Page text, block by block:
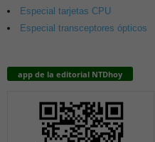
Especial tarjetas CPU
Especial transceptores ópticos
app de la editorial NTDhoy